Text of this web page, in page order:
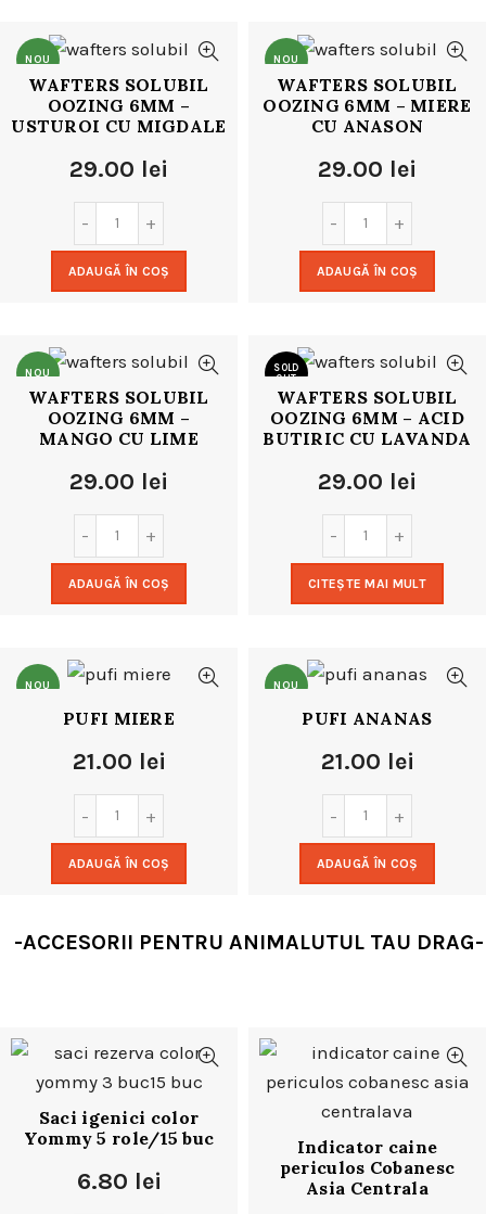
NOU
WAFTERS SOLUBIL
OOZING 6MM –
USTUROI CU MIGDALE
29.00 lei
ADAUGĂ ÎN COȘ
NOU
WAFTERS SOLUBIL
OOZING 6MM – MIERE
CU ANASON
29.00 lei
ADAUGĂ ÎN COȘ
NOU
WAFTERS SOLUBIL
OOZING 6MM –
MANGO CU LIME
29.00 lei
ADAUGĂ ÎN COȘ
SOLD
OUT
NOU
WAFTERS SOLUBIL
OOZING 6MM – ACID
BUTIRIC CU LAVANDA
29.00 lei
CITEȘTE MAI MULT
NOU
PUFI MIERE
21.00 lei
ADAUGĂ ÎN COȘ
NOU
PUFI ANANAS
21.00 lei
ADAUGĂ ÎN COȘ
-ACCESORII PENTRU ANIMALUTUL TAU DRAG-
Saci igenici color
Yommy 5 role/15 buc
6.80 lei
Indicator caine
periculos Cobanesc
Asia Centrala